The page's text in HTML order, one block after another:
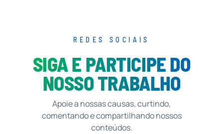
REDES SOCIAIS
SIGA E PARTICIPE DO
NOSSO TRABALHO
Apoie a nossas causas, curtindo,
comentando e compartilhando nossos
conteúdos.